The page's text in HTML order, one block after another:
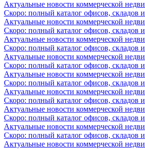
Актуальные новости коммерческой
Скоро: полный каталог офисов, складов
Актуальные новости коммерческой
Скоро: полный каталог офисов, складов
Актуальные новости коммерческой
Скоро: полный каталог офисов, складов
Актуальные новости коммерческой
Скоро: полный каталог офисов, складов
Актуальные новости коммерческой
Скоро: полный каталог офисов, складов
Актуальные новости коммерческой
Скоро: полный каталог офисов, складов
Актуальные новости коммерческой
Скоро: полный каталог офисов, складов
Актуальные новости коммерческой
Скоро: полный каталог офисов, складов
Актуальные новости коммерческой